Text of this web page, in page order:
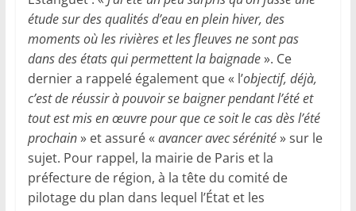
étude sur des qualités d’eau en plein hiver, des
moments où les rivières et les fleuves ne sont pas
dans des états qui permettent la baignade». Ce
dernier a rappelé également que « l’objectif, déjà,
c’est de réussir à pouvoir se baigner pendant l’été et
tout est mis en œuvre pour que ce soit le cas dès l’été
prochain» et assuré « avancer avec sérénité» sur le
sujet. Pour rappel, la mairie de Paris et la
préfecture de région, à la tête du comité de
pilotage du plan dans lequel l’État et les